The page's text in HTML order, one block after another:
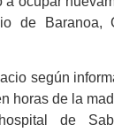
de Baranoa,
según
horas de la
de